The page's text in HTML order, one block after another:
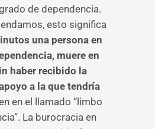
de dependencia.
esto significa
una persona en
muere en
haber recibido la
a la que tendría
en el llamado “limbo
La burocracia en